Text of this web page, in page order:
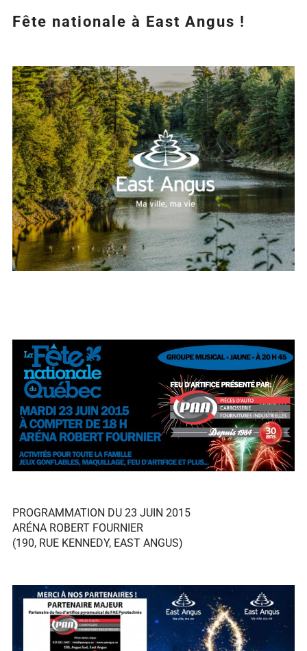
Fête nationale à East Angus !
Agrandir
l&apos;image
PROGRAMMATION DU 23 JUIN 2015
ARÉNA ROBERT FOURNIER
(190, RUE KENNEDY, EAST ANGUS)